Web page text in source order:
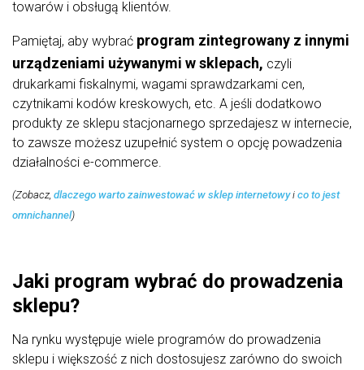
towarów i obsługą klientów.
Pamiętaj, aby wybrać program zintegrowany z innymi
urządzeniami używanymi w sklepach, czyli
drukarkami fiskalnymi, wagami sprawdzarkami cen,
czytnikami kodów kreskowych, etc. A jeśli dodatkowo
produkty ze sklepu stacjonarnego sprzedajesz w internecie,
to zawsze możesz uzupełnić system o opcję powadzenia
działalności e-commerce.
(Zobacz, dlaczego warto zainwestować w sklep internetowyi co to jest
omnichannel)
Jaki program wybrać do prowadzenia
sklepu?
Na rynku występuje wiele programów do prowadzenia
sklepu i większość z nich dostosujesz zarówno do swoich